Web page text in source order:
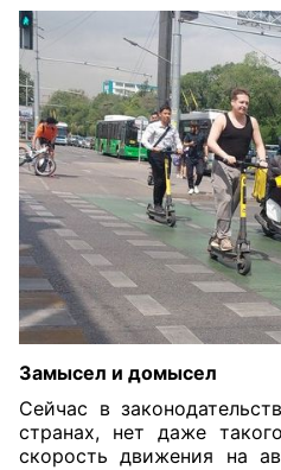
Замысел и домысел
Сейчас в
странах, нет даже
скорость движения на